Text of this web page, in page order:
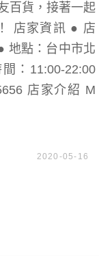
百貨，接著一起
店家資訊 ● 店
地點：台中市北
：11:00-22:00
店家介紹 M
2020-05-16